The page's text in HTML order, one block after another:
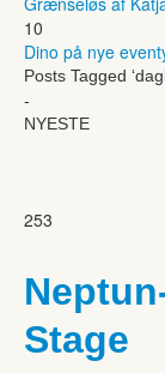
10
Dino på nye
Posts Tagged
-
NYESTE
253
Stage